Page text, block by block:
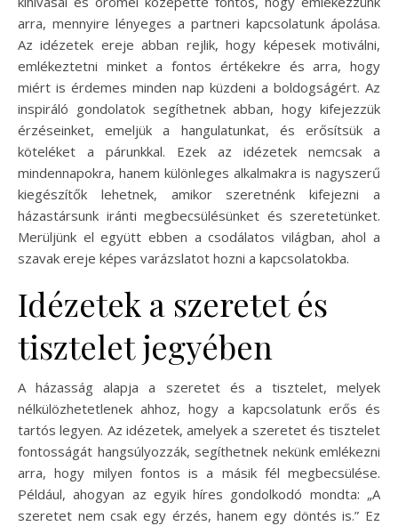
arra, mennyire lényeges a partneri kapcsolatunk ápolása.
Az idézetek ereje abban rejlik, hogy képesek motiválni,
emlékeztetni minket a fontos értékekre és arra, hogy
miért is érdemes minden nap küzdeni a boldogságért. Az
inspiráló gondolatok segíthetnek abban, hogy kifejezzük
érzéseinket, emeljük a hangulatunkat, és erősítsük a
köteléket a párunkkal. Ezek az idézetek nemcsak a
mindennapokra, hanem különleges alkalmakra is nagyszerű
kiegészítők lehetnek, amikor szeretnénk kifejezni a
házastársunk iránti megbecsülésünket és szeretetünket.
Merüljünk el együtt ebben a csodálatos világban, ahol a
szavak ereje képes varázslatot hozni a kapcsolatokba.
Idézetek a szeretet és
tisztelet jegyében
A házasság alapja a szeretet és a tisztelet, melyek
nélkülözhetetlenek ahhoz, hogy a kapcsolatunk erős és
tartós legyen. Az idézetek, amelyek a szeretet és tisztelet
fontosságát hangsúlyozzák, segíthetnek nekünk emlékezni
arra, hogy milyen fontos is a másik fél megbecsülése.
Például, ahogyan az egyik híres gondolkodó mondta: „A
szeretet nem csak egy érzés, hanem egy döntés is.” Ez